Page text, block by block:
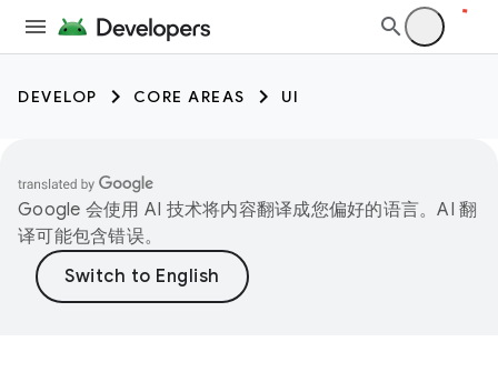
DEVELOP CORE AREAS UI
Google 会使用 AI 技术将内容翻译成您偏好的语言。AI 翻
译可能包含错误。